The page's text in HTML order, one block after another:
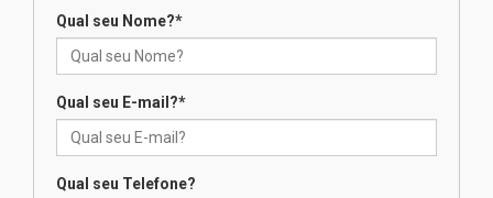
das novas tecnologias em
Qual seu Nome?*
Qual seu E-mail?*
Qual seu Telefone?